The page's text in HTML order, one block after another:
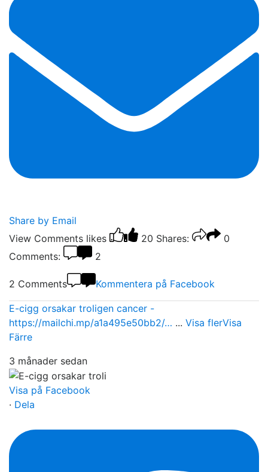
Share by Email
View Comments likes 20 Shares:
0
Comments:
2
2 Comments Kommentera på Facebook
E-cigg orsakar troligen cancer -
https://mailchi.mp/a1a495e50bb2/… ... Visa flerVisa
Färre
3 månader sedan
Visa på Facebook
· Dela